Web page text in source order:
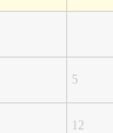
5
12